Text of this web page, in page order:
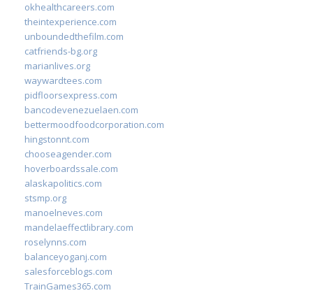
okhealthcareers.com
theintexperience.com
unboundedthefilm.com
catfriends-bg.org
marianlives.org
waywardtees.com
pidfloorsexpress.com
bancodevenezuelaen.com
bettermoodfoodcorporation.com
hingstonnt.com
chooseagender.com
hoverboardssale.com
alaskapolitics.com
stsmp.org
manoelneves.com
mandelaeffectlibrary.com
roselynns.com
balanceyoganj.com
salesforceblogs.com
TrainGames365.com